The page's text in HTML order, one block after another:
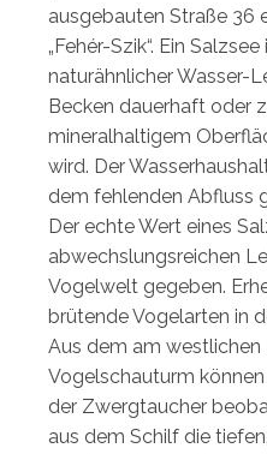
ausgebauten Straße 36
„Fehér-Szik“. Ein
naturähnlicher Wasser-
Becken dauerhaft oder
mineralhaltigem
wird. Der
dem fehlenden Abfluss
Der echte Wert eines
abwechslungsreichen
Vogelwelt gegeben.
brütende Vogelarten in
Aus dem am westlichen
Vogelschauturm
der Zwergtaucher
aus dem Schilf die